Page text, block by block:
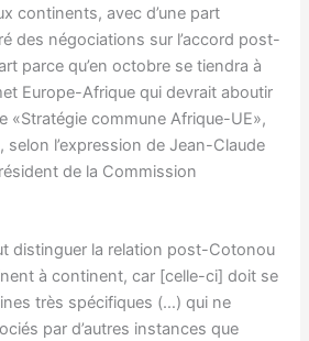
continents, avec d’une part
des négociations sur l’accord post-
parce qu’en octobre se tiendra à
Europe-Afrique qui devrait aboutir
«Stratégie commune Afrique-UE»,
selon l’expression de Jean-Claude
de la Commission
distinguer la relation post-Cotonou
à continent, car [celle-ci] doit se
très spécifiques (…) qui ne
par d’autres instances que